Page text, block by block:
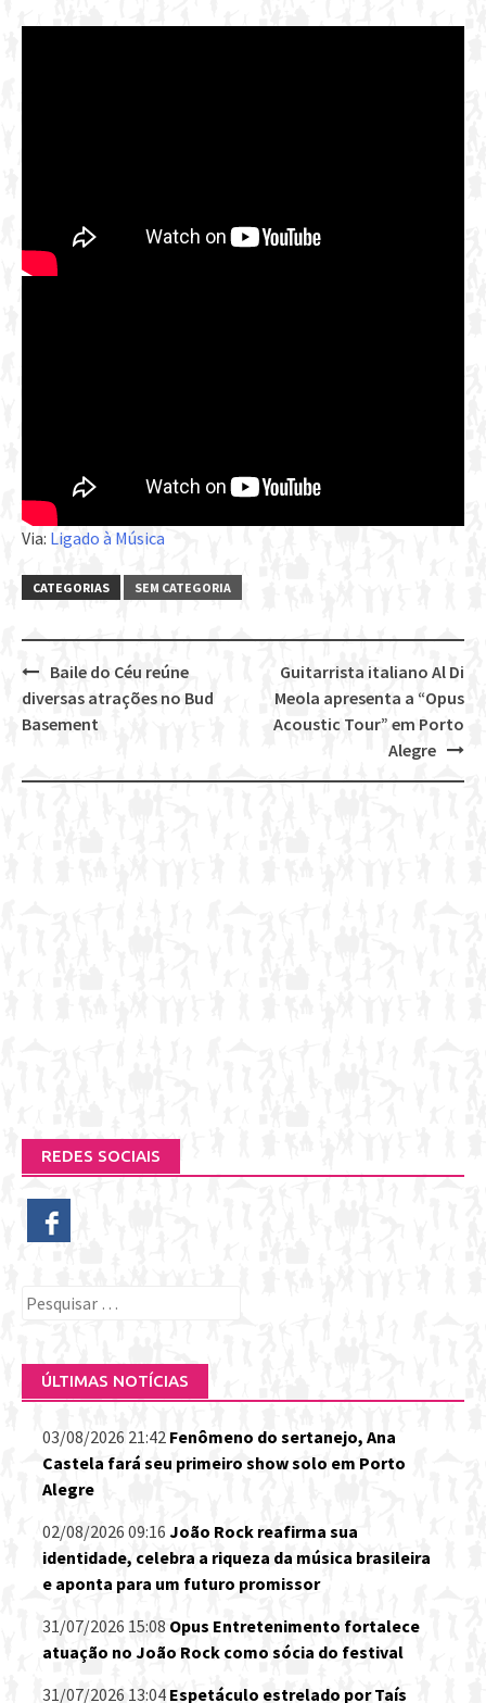
Via: Ligado à Música
CATEGORIAS SEM CATEGORIA
Post
navigation
Guitarrista italiano Al Di
Meola apresenta a “Opus
Acoustic Tour” em Porto
Alegre
Baile do Céu reúne
diversas atrações no Bud
Basement
REDES SOCIAIS
Pesquisar
ÚLTIMAS NOTÍCIAS
03/08/2026 21:42 Fenômeno do sertanejo, Ana
Castela fará seu primeiro show solo em Porto
Alegre
02/08/2026 09:16 João Rock reafirma sua
identidade, celebra a riqueza da música brasileira
e aponta para um futuro promissor
31/07/2026 15:08 Opus Entretenimento fortalece
atuação no João Rock como sócia do festival
31/07/2026 13:04 Espetáculo estrelado por Taís